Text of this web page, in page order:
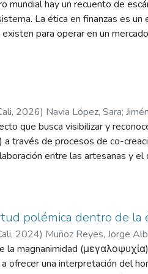
inaugura una nueva
en la filosofía moderna y
mundial hay un recuento de
La ética en finanzas es
para operar en un
es permanente porque un
toman ejecutan sus decisiones
cómo la ética y la percepción
se presenta desde el
y aspectos cognitivos
la medición de la influencia de
un instrumento que es
que, en una decisión de
, 2026) Navia López, Sara;
que busca visibilizar y
a través de procesos de co-
entre las artesanas y el
de obra, sino también
entre diseñadores y
polémica dentro de
, 2024) Muñoz Reyes, Jorge
la magnanimidad
ofrecer una interpretación del